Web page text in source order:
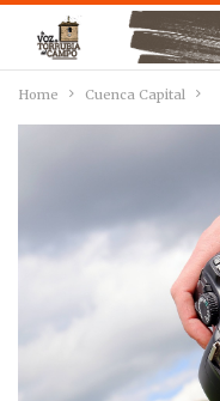
Home Cuenca Capital